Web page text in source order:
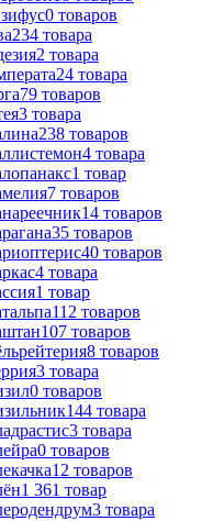
0 товаров
234 товара
2 товара
24 товара
79 товаров
3 товара
238 товаров
4 товара
1 товар
7 товаров
14 товаров
35 товаров
40 товаров
4 товара
1 товар
112 товаров
107 товаров
8 товаров
3 товара
0 товаров
144 товара
3 товара
0 товаров
12 товаров
1 361 товар
3 товара